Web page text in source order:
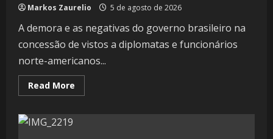
Markos Zaurelio 5 de agosto de 2026
A demora e as negativas do governo brasileiro na
concessão de vistos a diplomatas e funcionários
norte-americanos...
Read More